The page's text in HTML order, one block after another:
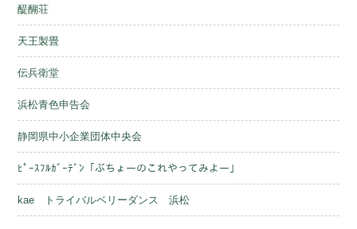
醍醐荘
天王製畳
伝兵衛堂
浜松青色申告会
静岡県中小企業団体中央会
ﾋﾟｰｽﾌﾙｶﾞｰﾃﾞﾝ「ぶちょーのこれやってみよー」
kae トライバルベリーダンス 浜松